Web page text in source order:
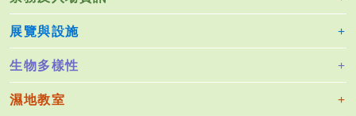
展覽與設施
生物多樣性
濕地教室